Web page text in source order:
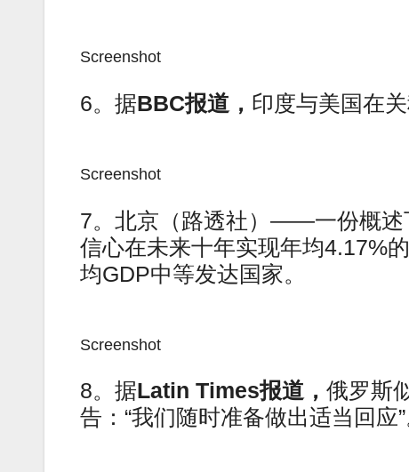
Screenshot
6。据BBC报道， 印度与美国在
Screenshot
7。北京（路透社）——一份概述
信心在未来十年实现年均4.17%
均GDP中等发达国家。
Screenshot
8。据Latin Times报道， 俄罗斯
告：“我们随时准备做出适当回应”